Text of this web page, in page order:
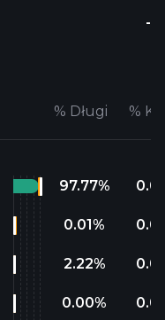
-
% Długi %
97.77%
0.01%
2.22%
0.00%